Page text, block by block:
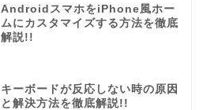
AndroidスマホをiPhone風ホー
ムにカスタマイズする方法を徹底
解説!!
キーボードが反応しない時の原因
と解決方法を徹底解説!!